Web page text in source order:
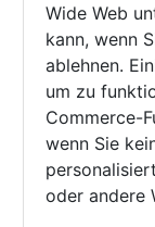
Wide Web
kann, wenn
ablehnen.
um zu
Commerce-
wenn Sie
oder andere